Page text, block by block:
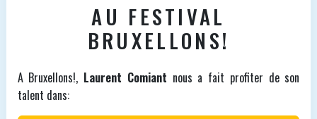
AU FESTIVAL
BRUXELLONS!
A Bruxellons!, Laurent Comiant nous a fait profiter de son
talent dans: